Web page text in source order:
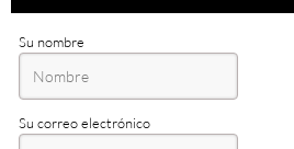
Su nombre
Su correo electrónico